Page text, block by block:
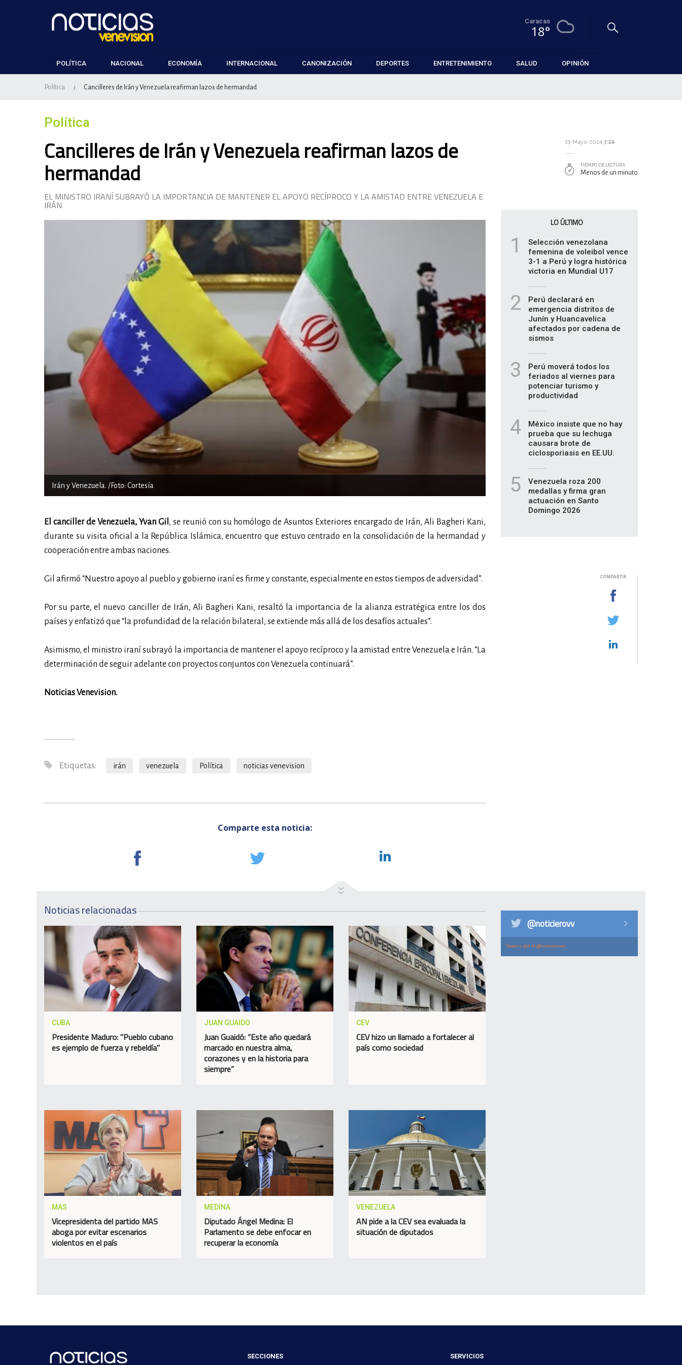
Caracas
18°
POLÍTICA NACIONAL ECONOMÍA INTERNACIONAL CANONIZACIÓN DEPORTES ENTRETENIMIENTO SALUD OPINIÓN
Política / Cancilleres de Irán y Venezuela reafirman lazos de hermandad
Política
Cancilleres de Irán y Venezuela reafirman lazos de
hermandad
EL MINISTRO IRANÍ SUBRAYÓ LA IMPORTANCIA DE MANTENER EL APOYO RECÍPROCO Y LA AMISTAD ENTRE VENEZUELA E
IRÁN
Irán y Venezuela. /Foto: Cortesía
El canciller de Venezuela, Yvan Gil , se reunió con su homólogo de Asuntos Exteriores encargado de Irán, Ali Bagheri Kani,
durante su visita oficial a la República Islámica, encuentro que estuvo centrado en la consolidación de la hermandad y
cooperación entre ambas naciones.
Gil afirmó “Nuestro apoyo al pueblo y gobierno iraní es firme y constante, especialmente en estos tiempos de adversidad”.
Por su parte, el nuevo canciller de Irán, Ali Bagheri Kani, resaltó la importancia de la alianza estratégica entre los dos
países y enfatizó que “la profundidad de la relación bilateral, se extiende más allá de los desafíos actuales”.
Asimismo, el ministro iraní subrayó la importancia de mantener el apoyo recíproco y la amistad entre Venezuela e Irán. “La
determinación de seguir adelante con proyectos conjuntos con Venezuela continuará”.
Noticias Venevision.
Etiquetas: irán venezuela Política noticias venevision
Comparte esta noticia:
23-Mayo-2024 7:24
TIEMPO DE LECTURA
Menos de un minuto
LO ÚLTIMO
1
Selección venezolana
femenina de voleibol vence
3-1 a Perú y logra histórica
victoria en Mundial U17
2
Perú declarará en
emergencia distritos de
Junín y Huancavelica
afectados por cadena de
sismos
3
Perú moverá todos los
feriados al viernes para
potenciar turismo y
productividad
4
México insiste que no hay
prueba que su lechuga
causara brote de
ciclosporiasis en EE.UU.
5
Venezuela roza 200
medallas y firma gran
actuación en Santo
Domingo 2026
COMPARTIR
Noticias relacionadas
CUBA
Presidente Maduro: "Pueblo cubano
es ejemplo de fuerza y rebeldía"
JUAN GUAIDO
Juan Guaidó: “Este año quedará
marcado en nuestra alma,
corazones y en la historia para
siempre”
CEV
CEV hizo un llamado a fortalecer al
país como sociedad
MAS
Vicepresidenta del partido MAS
aboga por evitar escenarios
violentos en el país
MEDINA
Diputado Ángel Medina: El
Parlamento se debe enfocar en
recuperar la economía
VENEZUELA
AN pide a la CEV sea evaluada la
situación de diputados
@noticierovv
Tweets por el @noticierovv.
SECCIONES SERVICIOS